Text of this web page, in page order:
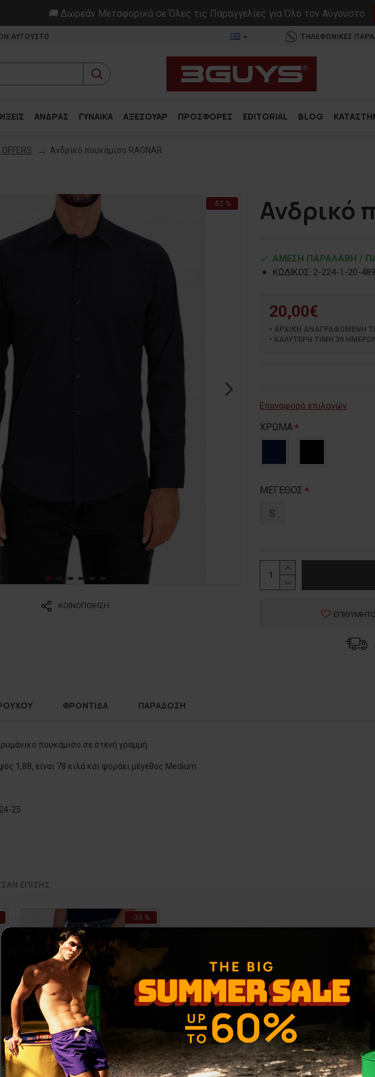
🚚 Δωρεάν Μεταφορικά σε Όλες τις Παραγγελίες για Όλο τον Αύγουστο
ΑΥΓΟΥΣΤΟ ΤΗΛΕΦΩΝΙΚΕΣ
ΑΝΔΡΑΣ ΓΥΝΑΙΚΑ ΑΞΕΣΟΥΑΡ ΠΡΟΣΦΟΡΕΣ EDITORIAL BLOG
Ανδρικό πουκάμισο RAGNAR
-52 %
ΚΟΙΝΟΠΟΙΗΣΗ
Ανδρικό
ΑΜΕΣΗ ΠΑΡΑΛΑΒΗ /
ΚΩΔΙΚΟΣ: 2-224-1-20-
20,00€
ΑΡΧΙΚΗ ΑΝΑΓΡΑΦΟΜΕΝΗ
ΚΑΛΥΤΕΡΗ ΤΙΜΗ 30
Επαναφορά επιλογών
ΧΡΩΜΑ
ΜΕΓΕΘΟΣ
S
ΕΠΙΘΥΜΗΤΟ
ΦΡΟΝΤΙΔΑ ΠΑΡΑΔΟΣΗ
πουκάμισο σε στενή γραμμή.
1,88, είναι 78 κιλά και φοράει μέγεθος Medium.
25
ΕΠΙΣΗΣ
-33 %